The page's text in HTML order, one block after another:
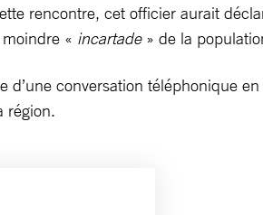
rencontre, cet officier aurait
« incartade » de la
conversation téléphonique
région.